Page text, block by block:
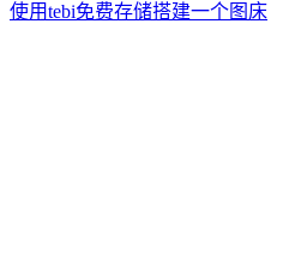
使用tebi免费存储搭建一个图床